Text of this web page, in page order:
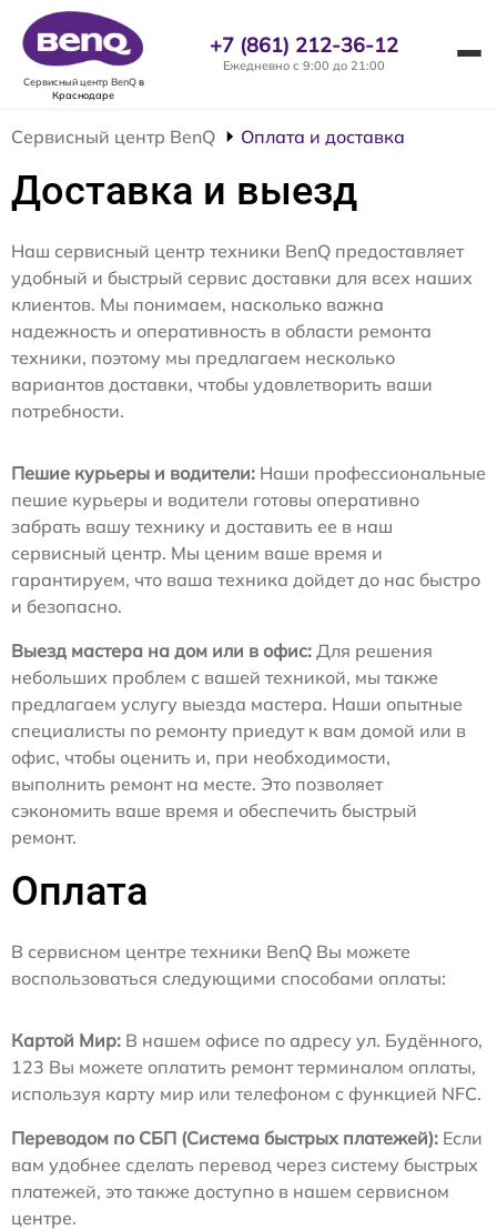
Сервисный центр BenQв
Краснодаре
+7 (861) 212-36-12
Ежедневно с 9:00 до 21:00
Сервисный центр BenQ Оплата и доставка
Доставка и выезд
Наш сервисный центр техники BenQ предоставляет
удобный и быстрый сервис доставки для всех наших
клиентов. Мы понимаем, насколько важна
надежность и оперативность в области ремонта
техники, поэтому мы предлагаем несколько
вариантов доставки, чтобы удовлетворить ваши
потребности.
Пешие курьеры и водители: Наши профессиональные
пешие курьеры и водители готовы оперативно
забрать вашу технику и доставить ее в наш
сервисный центр. Мы ценим ваше время и
гарантируем, что ваша техника дойдет до нас быстро
и безопасно.
Выезд мастера на дом или в офис: Для решения
небольших проблем с вашей техникой, мы также
предлагаем услугу выезда мастера. Наши опытные
специалисты по ремонту приедут к вам домой или в
офис, чтобы оценить и, при необходимости,
выполнить ремонт на месте. Это позволяет
сэкономить ваше время и обеспечить быстрый
ремонт.
Оплата
В сервисном центре техники BenQ Вы можете
воспользоваться следующими способами оплаты:
Картой Мир: В нашем офисе по адресу ул. Будённого,
123 Вы можете оплатить ремонт терминалом оплаты,
используя карту мир или телефоном с функцией NFC.
Переводом по СБП (Система быстрых платежей): Если
вам удобнее сделать перевод через систему быстрых
платежей, это также доступно в нашем сервисном
центре.